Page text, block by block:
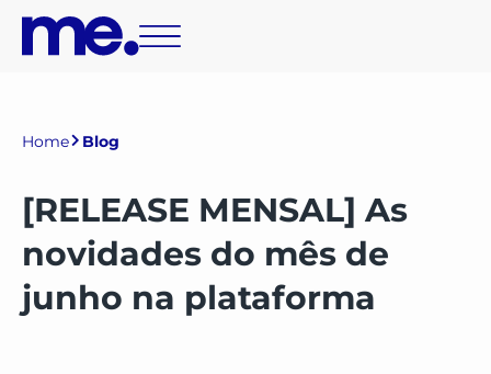
Home Blog
[RELEASE MENSAL] As
novidades do mês de
junho na plataforma